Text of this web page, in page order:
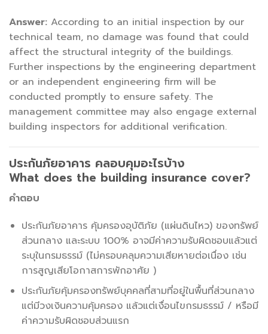
Answer: According to an initial inspection by our
technical team, no damage was found that could
affect the structural integrity of the buildings.
Further inspections by the engineering department
or an independent engineering firm will be
conducted promptly to ensure safety. The
management committee may also engage external
building inspectors for additional verification.
ประกันภัยอาคาร คลอบคุมอะไรบ้าง
What does the building insurance cover?
คำตอบ
ประกันภัยอาคาร คุ้มครองอุบัติภัย (แผ่นดินไหว) ของทรัพย์
ส่วนกลาง และระบบ 100% อาจมีค่าความรับผิดชอบแล้วแต่
ระบุในกรมธรรม์ (ไม่ครอบคลุมความเสียหายต่อเนื่อง เช่น
การสูญเสียโอกาสการพักอาศัย )
ประกันภัยคุ้มครองทรัพย์บุคคลที่สามที่อยู่ในพื้นที่ส่วนกลาง
แต่มีวงเงินความคุ้มครอง แล้วแต่เงื่อนไขกรมธรรม์ / หรือมี
ค่าความรับผิดชอบส่วนแรก